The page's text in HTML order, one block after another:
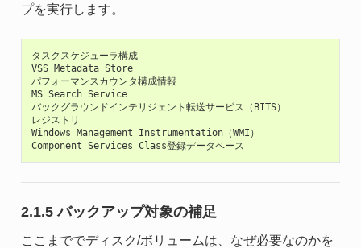
プを実行します。
タスクスケジューラ構成
VSS Metadata Store
パフォーマンスカウンタ構成情報
MS Search Service
バックグラウンドインテリジェント転送サービス（BITS）
レジストリ
Windows Management Instrumentation（WMI）
2.1.5 バックアップ対象の補足
ここまででディスク/ボリュームは、なぜ必要なのかを